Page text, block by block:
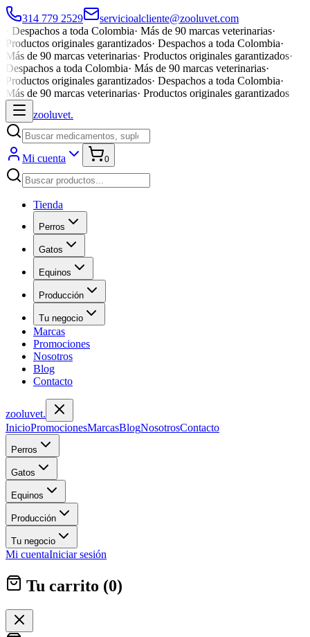
314 779 2529
servicioalcliente@zooluvet.com
Despachos a toda Colombia· Más de 90 marcas veterinarias·
Productos originales garantizados· Despachos a toda Colombia·
Más de 90 marcas veterinarias· Productos originales garantizados·
Despachos a toda Colombia· Más de 90 marcas veterinarias·
Productos originales garantizados· Despachos a toda Colombia·
Más de 90 marcas veterinarias· Productos originales garantizados
zooluvet.
Mi cuenta 0
Tienda
Perros
Gatos
Equinos
Producción
Tu negocio
Marcas
Promociones
Nosotros
Blog
Contacto
zooluvet.
InicioPromocionesMarcasBlogNosotrosContacto
Perros
Gatos
Equinos
Producción
Tu negocio
Mi cuentaIniciar sesión
Tu carrito (0)